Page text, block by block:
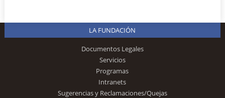
LA FUNDACIÓN
Documentos Legales
Servicios
Programas
Intranets
Sugerencias y Reclamaciones/Quejas